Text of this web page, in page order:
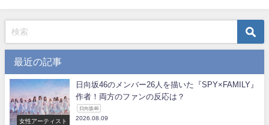
最近の記事
女性アーティスト
日向坂46のメンバー26人を描いた『SPY×FAMILY』
作者！両方のファンの反応は？
日向坂46
2026.08.09